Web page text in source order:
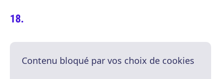
Contenu bloqué par vos choix de cookies